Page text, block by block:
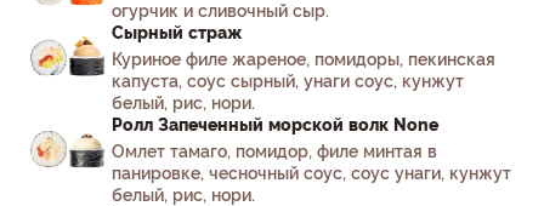
огурчик и сливочный сыр.
Сырный страж
Куриное филе жареное, помидоры, пекинская
капуста, соус сырный, унаги соус, кунжут
белый, рис, нори.
Ролл Запеченный морской волк None
Омлет тамаго, помидор, филе минтая в
панировке, чесночный соус, соус унаги, кунжут
белый, рис, нори.